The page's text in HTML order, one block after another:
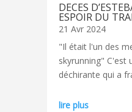
DECES
ESPOIR DU
21 Avr 2024
"Il était l'un des
skyrunning" C'est
déchirante qui a
lire plus